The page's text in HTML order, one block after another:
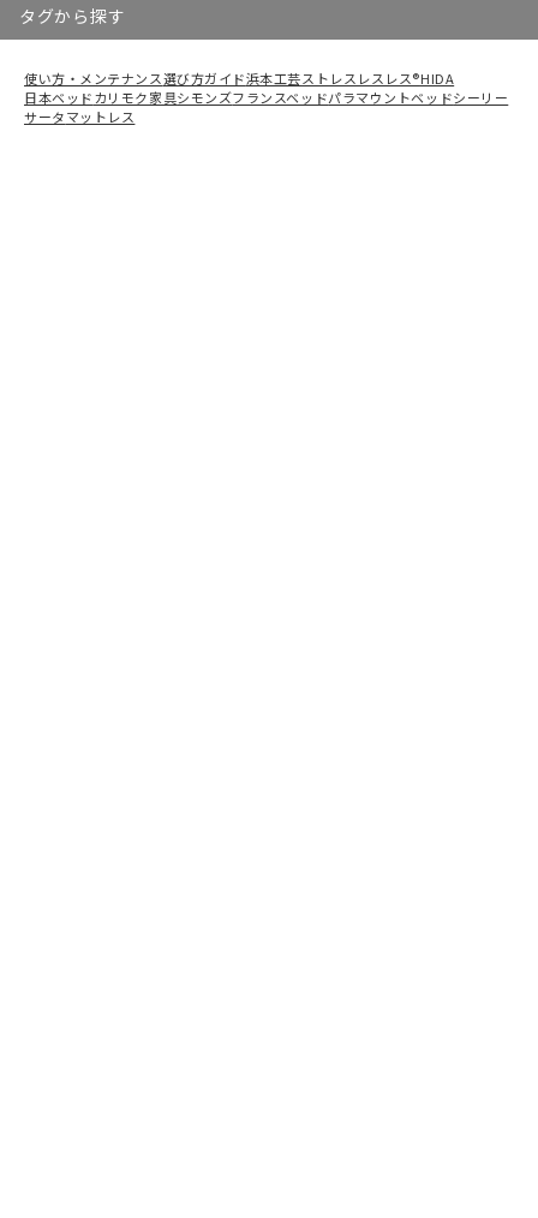
タグから探す
使い方・メンテナンス選び方ガイド浜本工芸ストレスレスレス®HIDA
日本ベッドカリモク家具シモンズフランスベッドパラマウントベッドシーリー
サータマットレス